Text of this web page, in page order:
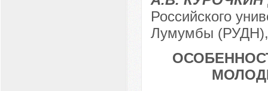
Российского
Лумумбы (РУДН),